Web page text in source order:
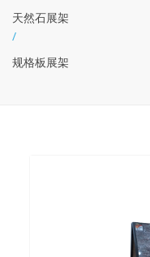
天然石展架
/
规格板展架